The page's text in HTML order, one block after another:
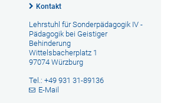
Kontakt
Lehrstuhl für Sonderpädagogik IV -
Pädagogik bei Geistiger
Behinderung
Wittelsbacherplatz 1
97074 Würzburg
Tel.: +49 931 31-89136
E-Mail